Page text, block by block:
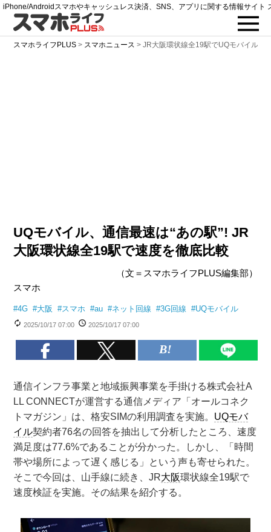
iPhone/Androidスマホやキャッシュレス決済、SNS、アプリに関する情報サイト
スマホライフPLUS > スマホニュース >JR大阪環状線全19駅でUQモバイルの
UQモバイル、通信最速は“あの駅”! JR
大阪環状線全19駅で速度を徹底比較
（文＝スマホライフPLUS編集部）
スマホ
#4G #大阪 #スマホ #au #ネット回線 #3G回線 #UQモバイル
2025/10/17 07:00 2025/10/17 07:00
通信インフラ事業と地域振興事業を手掛ける株式会社A
LL CONNECTが運営する通信メディア「オールコネク
トマガジン」は、格安SIMの利用調査を実施。 UQモバ
イル契約者76名の回答を抽出して分析したところ、速度
満足度は77.6%であることが分かった。しかし、「時間
帯や場所によって遅く感じる」という声も寄せられた。
そこで今回は、山手線に続き、JR大阪環状線全19駅で
速度検証を実施。その結果を紹介する。